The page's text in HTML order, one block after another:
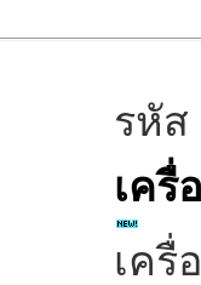
รหัส
เครื่
เครื่